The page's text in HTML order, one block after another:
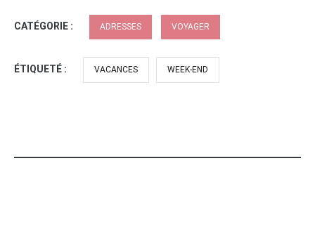
CATÉGORIE : ADRESSES VOYAGER
ÉTIQUETÉ : VACANCES WEEK-END